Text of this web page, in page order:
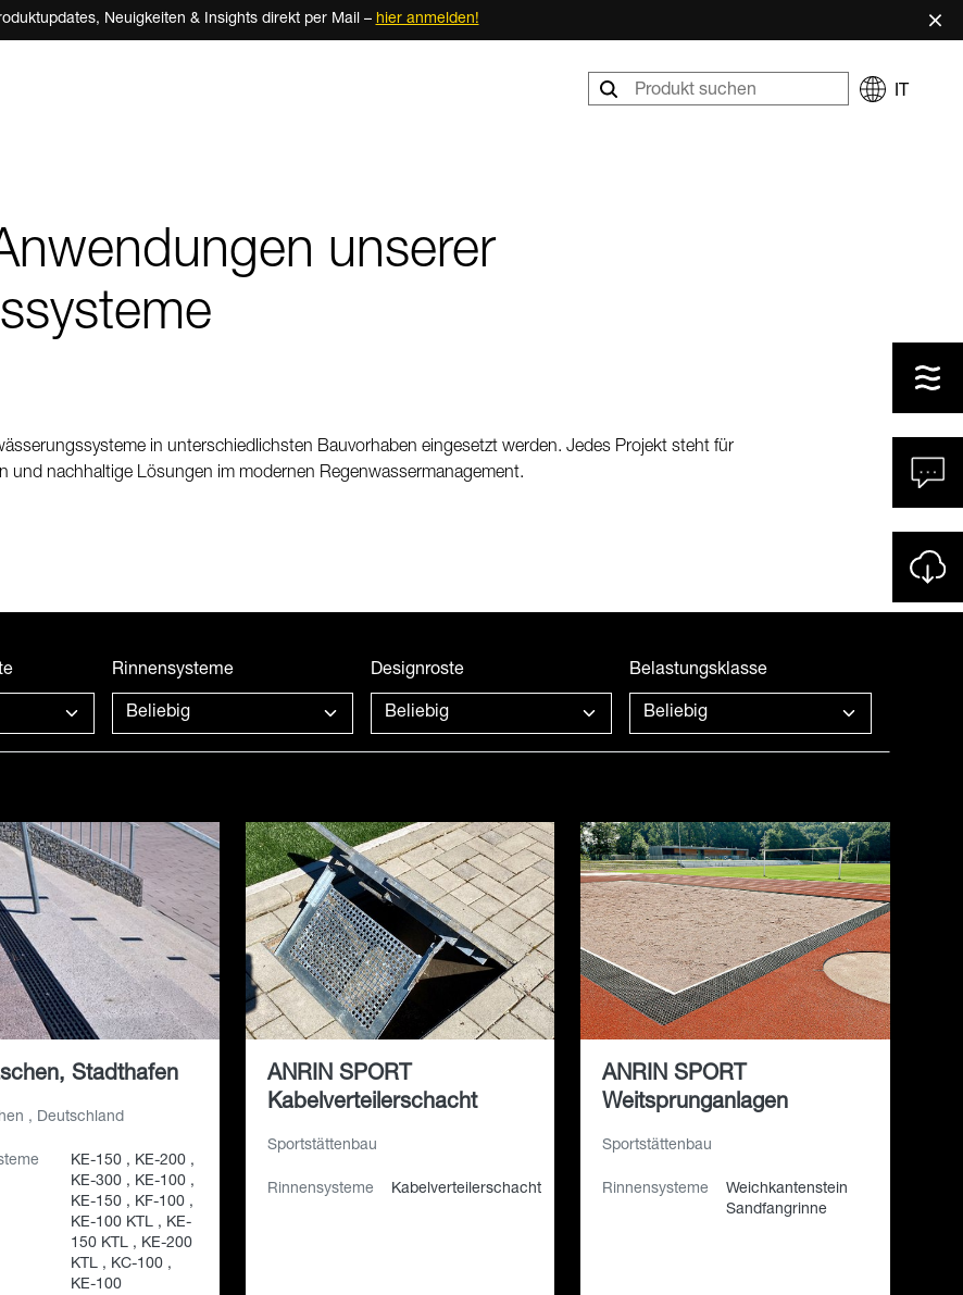
Neuigkeiten & Insights direkt per Mail – hier anmelden! ×
IT
unserer
in unterschiedlichsten Bauvorhaben eingesetzt werden. Jedes Projekt steht für
und nachhaltige Lösungen im modernen Regenwassermanagement.
Rinnensysteme Designroste Belastungsklasse
Stadthafen
, Deutschland
KE-150 , KE-200 ,
KE-300 , KE-100 ,
KE-150 , KF-100 ,
KE-100 KTL , KE-
150 KTL , KE-200
KTL , KC-100 ,
KE-100
ANRIN SPORT
Kabelverteilerschacht
Sportstättenbau
Rinnensysteme Kabelverteilerschacht
ANRIN SPORT
Weitsprunganlagen
Sportstättenbau
Rinnensysteme
Weichkantenstein
Sandfangrinne